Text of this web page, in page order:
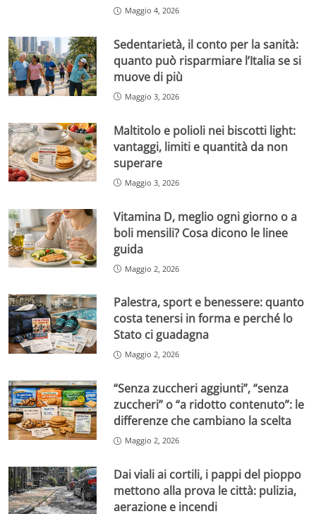
Maggio 4, 2026
Sedentarietà, il conto per la sanità:
quanto può risparmiare l’Italia se si
muove di più
Maggio 3, 2026
Maltitolo e polioli nei biscotti light:
vantaggi, limiti e quantità da non
superare
Maggio 3, 2026
Vitamina D, meglio ogni giorno o a
boli mensili? Cosa dicono le linee
guida
Maggio 2, 2026
Palestra, sport e benessere: quanto
costa tenersi in forma e perché lo
Stato ci guadagna
Maggio 2, 2026
“Senza zuccheri aggiunti”, “senza
zuccheri” o “a ridotto contenuto”: le
differenze che cambiano la scelta
Maggio 2, 2026
Dai viali ai cortili, i pappi del pioppo
mettono alla prova le città: pulizia,
aerazione e incendi